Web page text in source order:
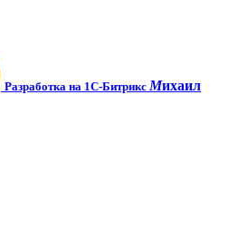
Разработка на 1С-БитриксМихаил